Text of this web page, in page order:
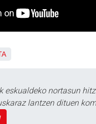
eskualdeko nortasun
lantzen dituen